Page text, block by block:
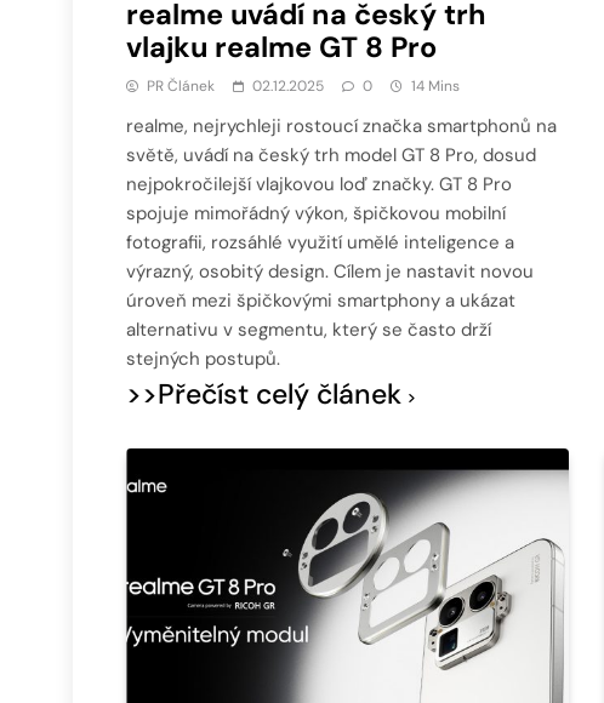
realme uvádí na český trh
vlajku realme GT 8 Pro
PR Článek 02.12.2025 0 14 Mins
realme, nejrychleji rostoucí značka smartphonů na
světě, uvádí na český trh model GT 8 Pro, dosud
nejpokročilejší vlajkovou loď značky. GT 8 Pro
spojuje mimořádný výkon, špičkovou mobilní
fotografii, rozsáhlé využití umělé inteligence a
výrazný, osobitý design. Cílem je nastavit novou
úroveň mezi špičkovými smartphony a ukázat
alternativu v segmentu, který se často drží
stejných postupů.
>>Přečíst celý článek